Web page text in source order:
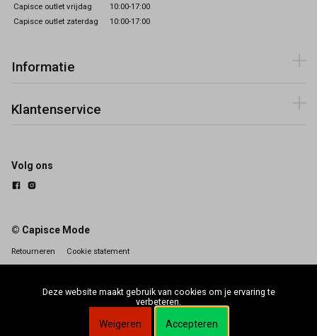
Capisce outlet vrijdag
10:00-17:00
Capisce outlet zaterdag
10:00-17:00
Informatie
Klantenservice
Volg ons
© Capisce Mode
Retourneren Cookie statement
Deze website maakt gebruik van cookies om je ervaring te
verbeteren.
Weigeren Accepteren